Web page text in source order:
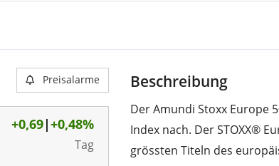
Preisalarme
+0,69|+0,48%
Tag
Beschreibung
Der Amundi Stoxx Europe
Index nach. Der STOXX®
grössten Titeln des